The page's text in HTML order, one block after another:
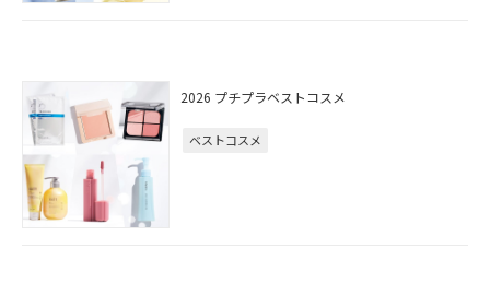
2026 プチプラベストコスメ
ベストコスメ